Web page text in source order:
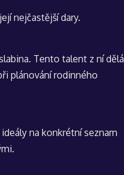
nejčastější dary.
Tento talent z ní dělá
plánování rodinného
na konkrétní seznam